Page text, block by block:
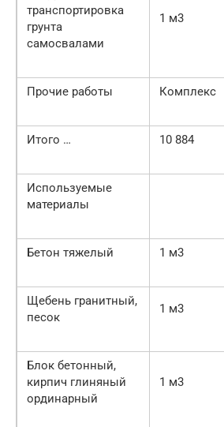
транспортировка
грунта
самосвалами
1 м3
Прочие работы Комплекс
Итого … 10 884
Используемые
материалы
Бетон тяжелый 1 м3
Щебень гранитный,
песок
1 м3
Блок бетонный,
кирпич глиняный
ординарный
1 м3